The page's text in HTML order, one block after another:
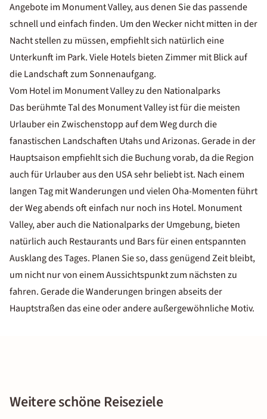
Angebote im Monument Valley, aus denen Sie das passende
schnell und einfach finden. Um den Wecker nicht mitten in der
Nacht stellen zu müssen, empfiehlt sich natürlich eine
Unterkunft im Park. Viele Hotels bieten Zimmer mit Blick auf
die Landschaft zum Sonnenaufgang.
Vom Hotel im Monument Valley zu den Nationalparks
Das berühmte Tal des Monument Valley ist für die meisten
Urlauber ein Zwischenstopp auf dem Weg durch die
fanastischen Landschaften Utahs und Arizonas. Gerade in der
Hauptsaison empfiehlt sich die Buchung vorab, da die Region
auch für Urlauber aus den USA sehr beliebt ist. Nach einem
langen Tag mit Wanderungen und vielen Oha-Momenten führt
der Weg abends oft einfach nur noch ins Hotel. Monument
Valley, aber auch die Nationalparks der Umgebung, bieten
natürlich auch Restaurants und Bars für einen entspannten
Ausklang des Tages. Planen Sie so, dass genügend Zeit bleibt,
um nicht nur von einem Aussichtspunkt zum nächsten zu
fahren. Gerade die Wanderungen bringen abseits der
Hauptstraßen das eine oder andere außergewöhnliche Motiv.
Weitere schöne Reiseziele